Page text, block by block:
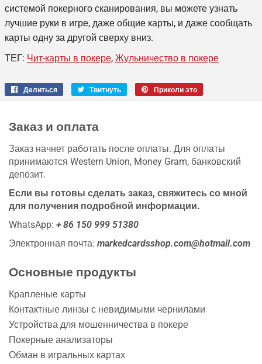
системой покерного сканирования, вы можете узнать
лучшие руки в игре, даже общие карты, и даже сообщать
карты одну за другой сверху вниз.
ТЕГ: Чит-карты в покере, Жульничество в покере
Делиться
ПоделитьсяТвитнуть
ТвитнутьПриколи это
Заказ и оплата
Заказ начнет работать после оплаты. Для оплаты
принимаются Western Union, Money Gram, банковский
депозит.
Если вы готовы сделать заказ, свяжитесь со мной
для получения подробной информации.
WhatsApp: + 86 150 999 51380
Электронная почта: markedcardsshop.com@hotmail.com
Основные продукты
Крапленые карты
Контактные линзы с невидимыми чернилами
Устройства для мошенничества в покере
Покерные анализаторы
Обман в игральных картах